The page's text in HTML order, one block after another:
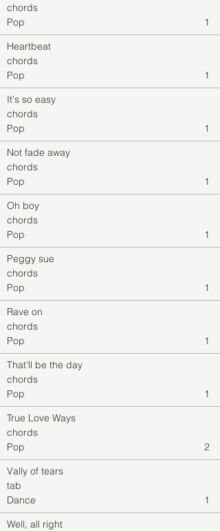
chords
Pop
1
Heartbeat
chords
Pop
1
It's so easy
chords
Pop
1
Not fade away
chords
Pop
1
Oh boy
chords
Pop
1
Peggy sue
chords
Pop
1
Rave on
chords
Pop
1
That'll be the day
chords
Pop
1
True Love Ways
chords
Pop
2
Vally of tears
tab
Dance
1
Well, all right